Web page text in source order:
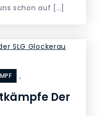
schon auf […]
,
Der